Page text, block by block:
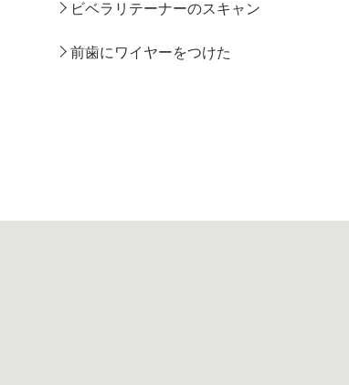
ビベラリテーナーのスキャン
前歯にワイヤーをつけた